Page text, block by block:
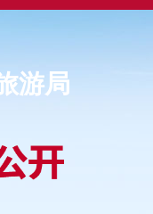
游局